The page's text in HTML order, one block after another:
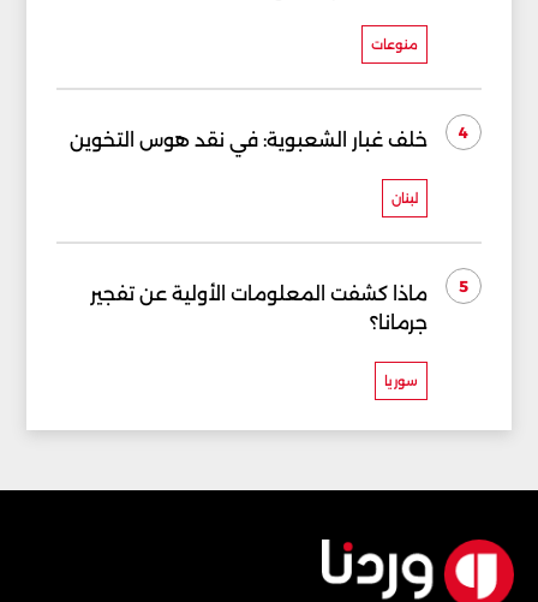
منوعات
4 خلف غبار الشعبوية: في نقد هوس التخوين
لبنان
5
ماذا كشفت المعلومات الأولية عن تفجير
جرمانا؟
سوريا